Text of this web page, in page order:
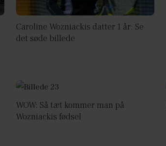
Caroline Wozniackis datter 1 år: Se
det søde billede
WOW: Så tæt kommer man på
Wozniackis fødsel